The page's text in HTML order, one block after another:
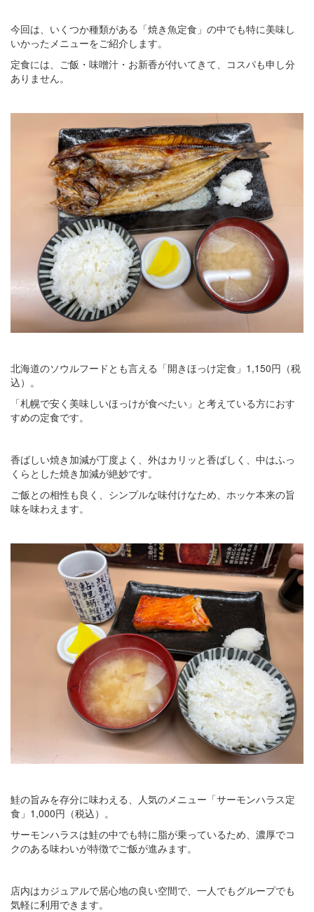
今回は、いくつか種類がある「焼き魚定食」の中でも特に美味し
いかったメニューをご紹介します。
定食には、ご飯・味噌汁・お新香が付いてきて、コスパも申し分
ありません。
北海道のソウルフードとも言える「開きほっけ定食」1,150円（税
込）。
「札幌で安く美味しいほっけが食べたい」と考えている方におす
すめの定食です。
香ばしい焼き加減が丁度よく、外はカリッと香ばしく、中はふっ
くらとした焼き加減が絶妙です。
ご飯との相性も良く、シンプルな味付けなため、ホッケ本来の旨
味を味わえます。
鮭の旨みを存分に味わえる、人気のメニュー「サーモンハラス定
食」1,000円（税込）。
サーモンハラスは鮭の中でも特に脂が乗っているため、濃厚でコ
クのある味わいが特徴でご飯が進みます。
店内はカジュアルで居心地の良い空間で、一人でもグループでも
気軽に利用できます。